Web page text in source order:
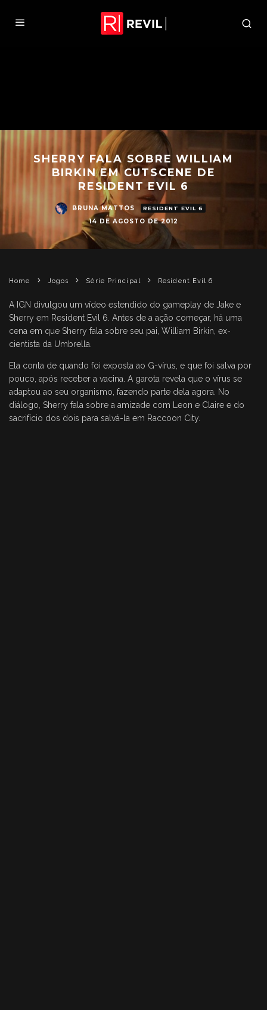
SHERRY FALA SOBRE WILLIAM
BIRKIN EM CUTSCENE DE
RESIDENT EVIL 6
BRUNA MATTOS RESIDENT EVIL 6
14 DE AGOSTO DE 2012
Home Jogos Série Principal Resident Evil 6
A IGN divulgou um vídeo estendido do gameplay de Jake e
Sherry em Resident Evil 6. Antes de a ação começar, há uma
cena em que Sherry fala sobre seu pai, William Birkin, ex-
cientista da Umbrella.
Ela conta de quando foi exposta ao G-vírus, e que foi salva por
pouco, após receber a vacina. A garota revela que o vírus se
adaptou ao seu organismo, fazendo parte dela agora. No
diálogo, Sherry fala sobre a amizade com Leon e Claire e do
sacrifício dos dois para salvá-la em Raccoon City.